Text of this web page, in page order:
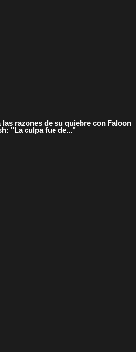
las razones de su quiebre con Faloon
"La culpa fue de..."